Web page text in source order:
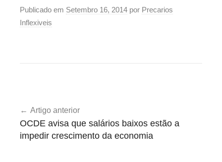
Publicado em Setembro 16, 2014 por Precarios
Inflexiveis
de
artigos
Artigo anterior
OCDE avisa que salários baixos estão a
impedir crescimento da economia